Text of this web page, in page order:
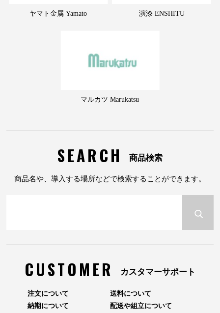
ヤマト金属 Yamato 演漆 ENSHITU
マルカツ Marukatsu
SEARCH 商品検索
商品名や、導入する場所などで検索することができます。
CUSTOMER カスタマーサポート
注文について
納期について
送料について
配送や組立について